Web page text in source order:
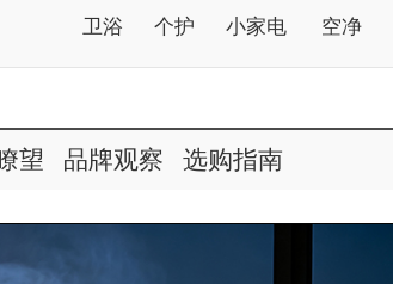
卫浴
个护 小家电 空净
望 品牌观察 选购指南